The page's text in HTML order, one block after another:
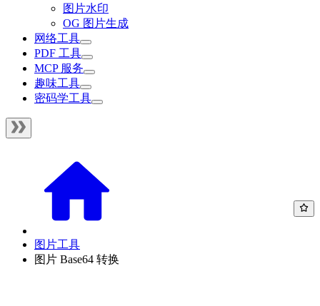
图片水印
OG 图片生成
网络工具
PDF 工具
MCP 服务
趣味工具
密码学工具
图片工具
图片 Base64 转换